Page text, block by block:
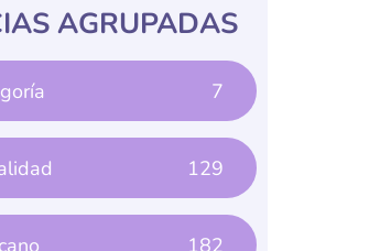
AGRUPADAS
7
129
182